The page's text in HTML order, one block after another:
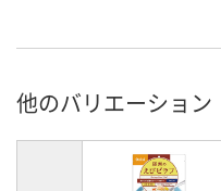
他のバリエーション